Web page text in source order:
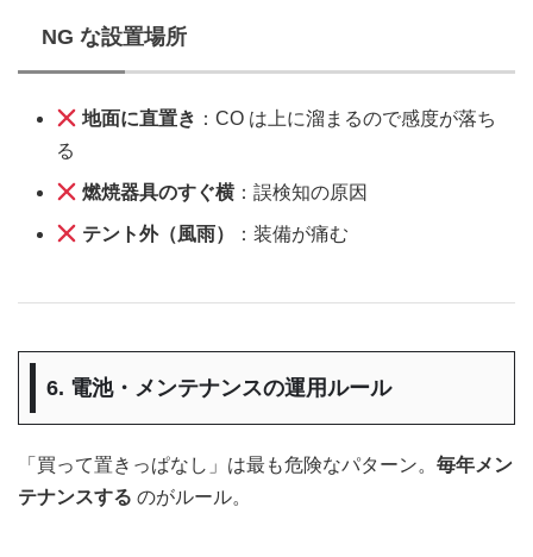
NG な設置場所
地面に直置き ：CO は上に溜まるので感度が落ち
る
燃焼器具のすぐ横：誤検知の原因
テント外（風雨） ：装備が痛む
6. 電池・メンテナンスの運用ルール
「買って置きっぱなし」は最も危険なパターン。 毎年メン
テナンスする のがルール。